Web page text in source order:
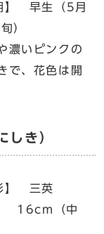
早生（5月
）
いピンクの
で、花色は開
しき）
三英
16cm（中